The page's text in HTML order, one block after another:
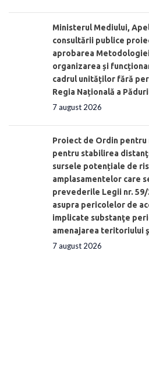
Ministerul Mediului,
consultării publice
aprobarea
organizarea și
cadrul unităților fără
Regia Națională a
7 august 2026
Proiect de Ordin
pentru stabilirea
sursele potențiale de
amplasamentelor care
prevederile Legii nr.
asupra pericolelor de
implicate substanţe
amenajarea teritoriului
7 august 2026